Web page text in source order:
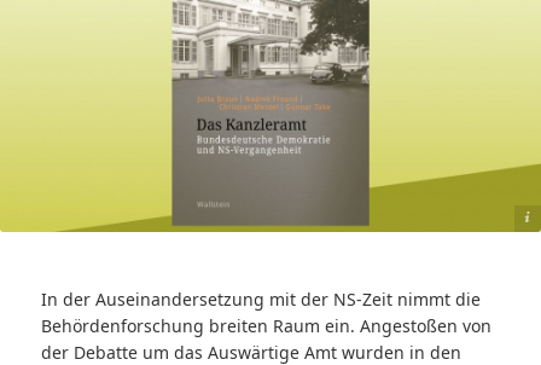
Jutta Braun, Nadine Freund, Christian Mentel, Gunnar Take: Das Kanzleramt
In der Auseinandersetzung mit der NS-Zeit nimmt die
Behördenforschung breiten Raum ein. Angestoßen von
der Debatte um das Auswärtige Amt wurden in den